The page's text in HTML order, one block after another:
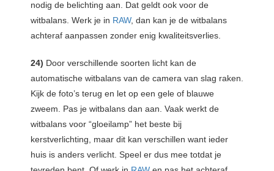
nodig de belichting aan. Dat geldt ook voor de
witbalans. Werk je in RAW, dan kan je de witbalans
achteraf aanpassen zonder enig kwaliteitsverlies.
24) Door verschillende soorten licht kan de
automatische witbalans van de camera van slag raken.
Kijk de foto’s terug en let op een gele of blauwe
zweem. Pas je witbalans dan aan. Vaak werkt de
witbalans voor “gloeilamp” het beste bij
kerstverlichting, maar dit kan verschillen want ieder
huis is anders verlicht. Speel er dus mee totdat je